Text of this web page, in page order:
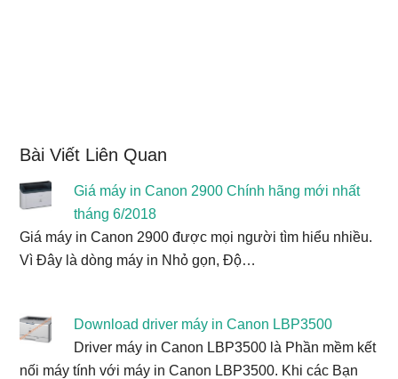
Bài Viết Liên Quan
Giá máy in Canon 2900 Chính hãng mới nhất
tháng 6/2018
Giá máy in Canon 2900 được mọi người tìm hiểu nhiều.
Vì Đây là dòng máy in Nhỏ gọn, Độ…
Download driver máy in Canon LBP3500
Driver máy in Canon LBP3500 là Phần mềm kết
nối máy tính với máy in Canon LBP3500. Khi các Bạn